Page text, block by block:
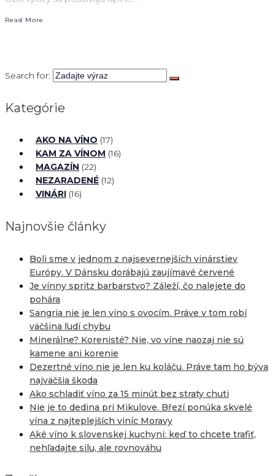
Read More
Search for:
Kategórie
AKO NA VÍNO (17)
KAM ZA VÍNOM (16)
MAGAZÍN (22)
NEZARADENÉ (12)
VINÁRI (16)
Najnovšie články
Boli sme v jednom z najsevernejších vinárstiev
Európy. V Dánsku dorábajú zaujímavé červené
Je vínny spritz barbarstvo? Záleží, čo nalejete do
pohára
Sangria nie je len víno s ovocím. Práve v tom robí
väčšina ľudí chybu
Minerálne? Korenisté? Nie, vo víne naozaj nie sú
kamene ani korenie
Dezertné víno nie je len ku koláču. Práve tam ho býva
najväčšia škoda
Ako schladiť víno za 15 minút bez straty chuti
Nie je to dedina pri Mikulove. Březí ponúka skvelé
vína z najteplejších viníc Moravy
Aké víno k slovenskej kuchyni: keď to chcete trafiť,
nehľadajte silu, ale rovnováhu